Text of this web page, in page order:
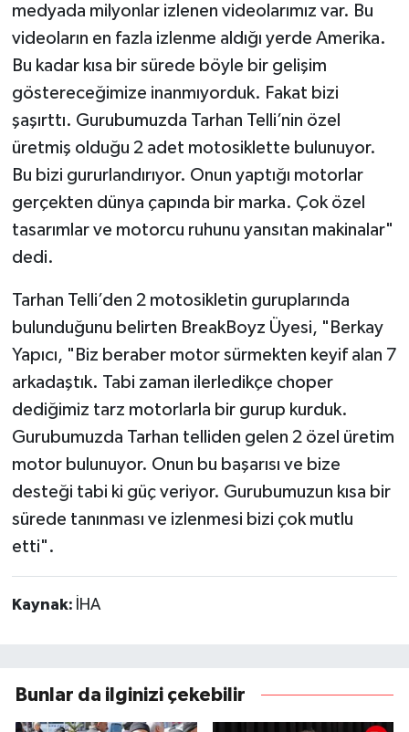
medyada milyonlar izlenen videolarımız var. Bu
videoların en fazla izlenme aldığı yerde Amerika.
Bu kadar kısa bir sürede böyle bir gelişim
göstereceğimize inanmıyorduk. Fakat bizi
şaşırttı. Gurubumuzda Tarhan Telli’nin özel
üretmiş olduğu 2 adet motosiklette bulunuyor.
Bu bizi gururlandırıyor. Onun yaptığı motorlar
gerçekten dünya çapında bir marka. Çok özel
tasarımlar ve motorcu ruhunu yansıtan makinalar"
dedi.
Tarhan Telli’den 2 motosikletin guruplarında
bulunduğunu belirten BreakBoyz Üyesi, "Berkay
Yapıcı, "Biz beraber motor sürmekten keyif alan 7
arkadaştık. Tabi zaman ilerledikçe choper
dediğimiz tarz motorlarla bir gurup kurduk.
Gurubumuzda Tarhan telliden gelen 2 özel üretim
motor bulunuyor. Onun bu başarısı ve bize
desteği tabi ki güç veriyor. Gurubumuzun kısa bir
sürede tanınması ve izlenmesi bizi çok mutlu
etti".
Kaynak: İHA
Bunlar da ilginizi çekebilir